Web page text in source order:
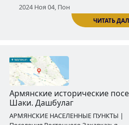
Поселения Восточного